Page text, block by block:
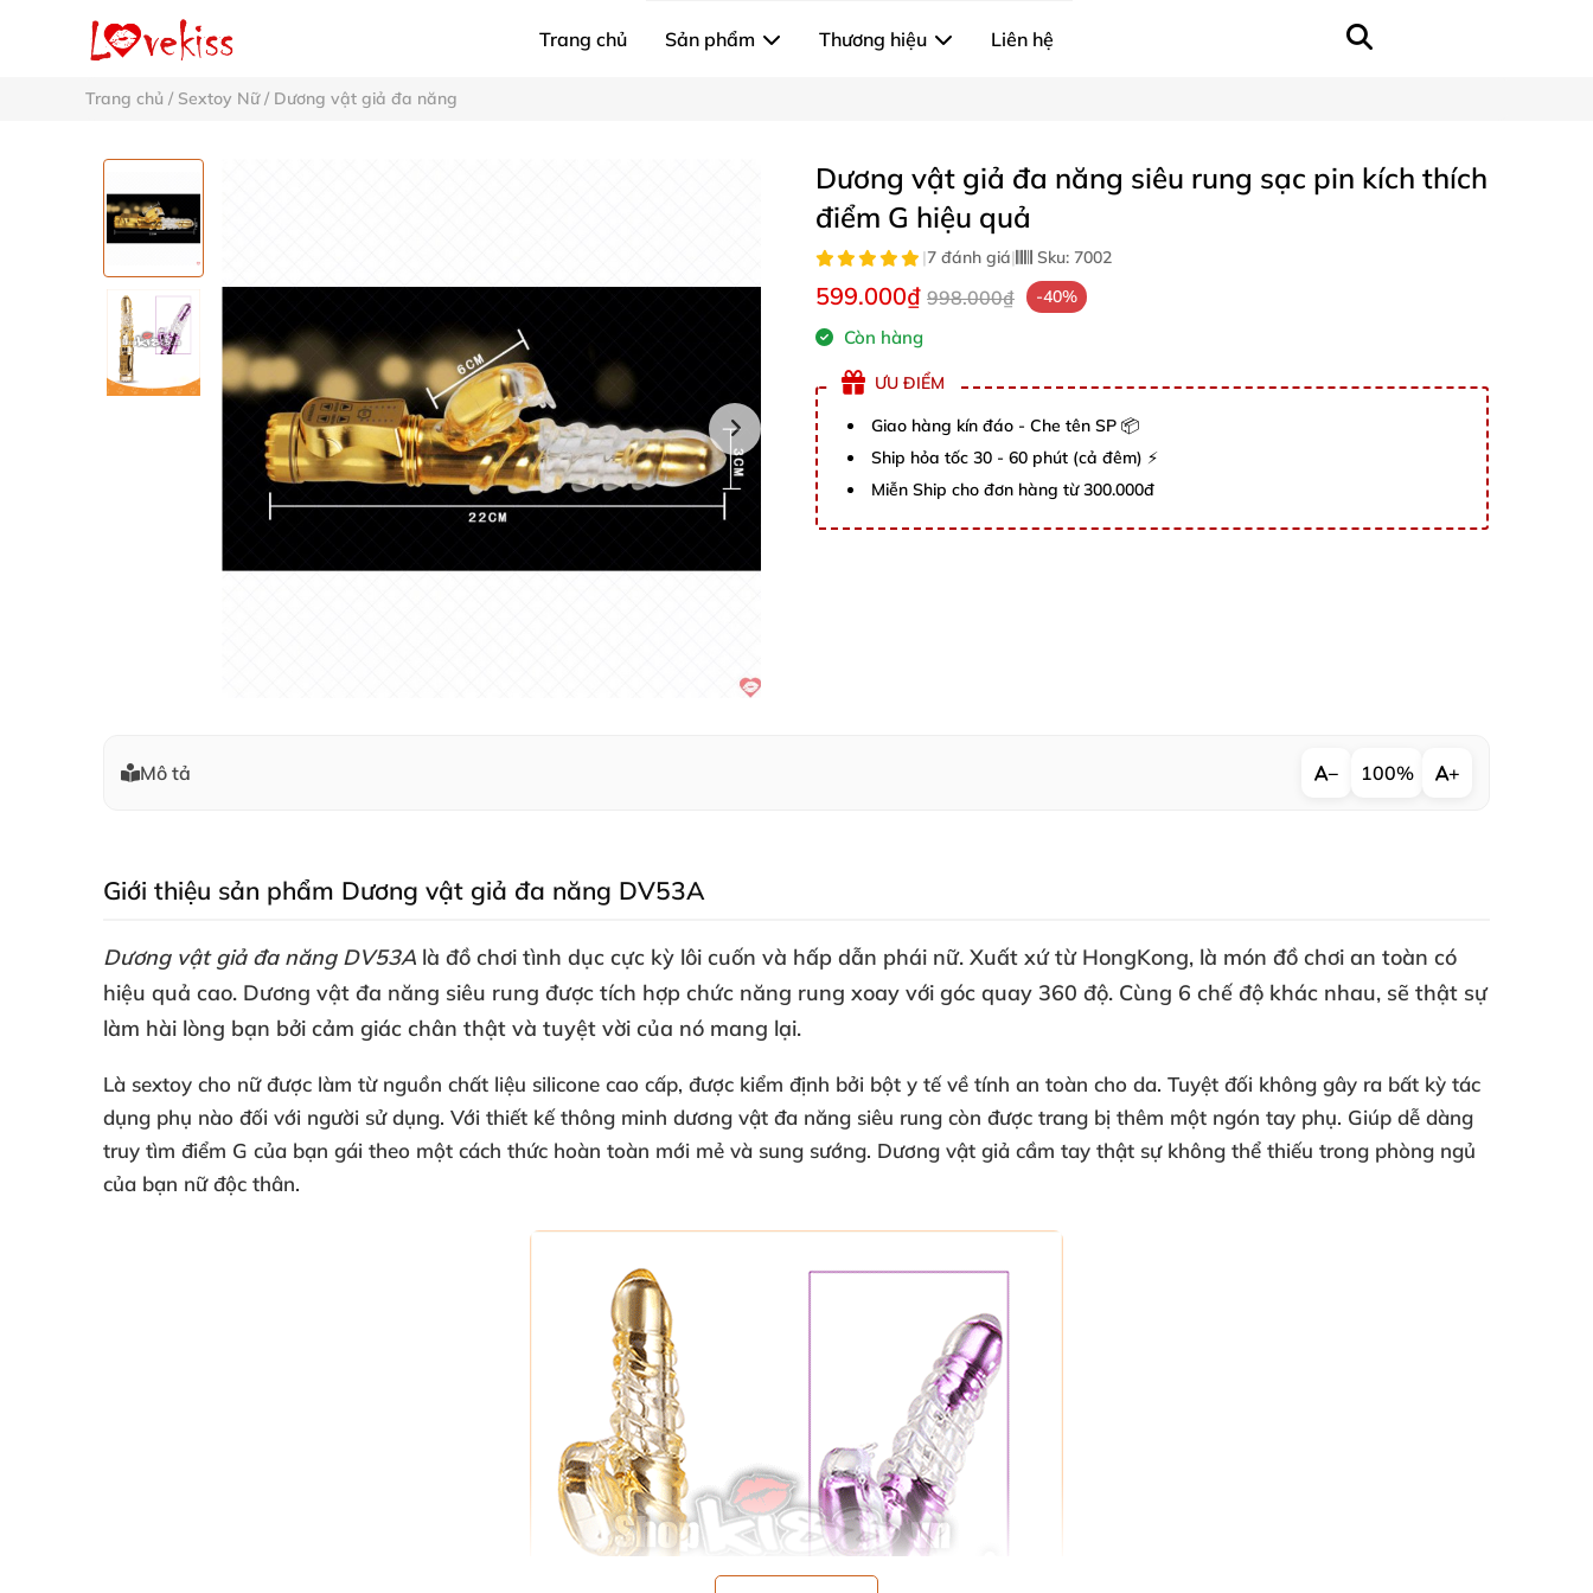
Trang chủ Sản phẩm Thương hiệu Liên hệ
Trang chủ / Sextoy Nữ/ Dương vật giả đa năng
Dương vật giả đa năng siêu rung sạc pin kích thích
điểm G hiệu quả
|7 đánh giá| Sku: 7002
599.000₫ 998.000₫ -40%
Còn hàng
ƯU ĐIỂM
Giao hàng kín đáo - Che tên SP 📦
Ship hỏa tốc 30 - 60 phút (cả đêm) ⚡
Miễn Ship cho đơn hàng từ 300.000đ
Mô tả − 100% +
Giới thiệu sản phẩm Dương vật giả đa năng DV53A
Dương vật giả đa năng DV53A là đồ chơi tình dục cực kỳ lôi cuốn và hấp dẫn phái nữ. Xuất xứ từ HongKong, là món đồ chơi an toàn có
hiệu quả cao. Dương vật đa năng siêu rung được tích hợp chức năng rung xoay với góc quay 360 độ. Cùng 6 chế độ khác nhau, sẽ thật sự
làm hài lòng bạn bởi cảm giác chân thật và tuyệt vời của nó mang lại.
Là sextoy cho nữđược làm từ nguồn chất liệu silicone cao cấp, được kiểm định bởi bột y tế về tính an toàn cho da. Tuyệt đối không gây ra bất kỳ tác
dụng phụ nào đối với người sử dụng. Với thiết kế thông minh dương vật đa năng siêu rung còn được trang bị thêm một ngón tay phụ. Giúp dễ dàng
truy tìm điểm G của bạn gái theo một cách thức hoàn toàn mới mẻ và sung sướng. Dương vật giả cầm tay thật sự không thể thiếu trong phòng ngủ
của bạn nữ độc thân.